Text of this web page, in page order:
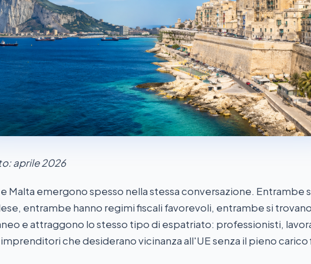
aprile 2026
Malta emergono spesso nella stessa conversazione. Entrambe
entrambe hanno regimi fiscali favorevoli, entrambe si
e attraggono lo stesso tipo di espatriato: professionisti,
che desiderano vicinanza all'UE senza il pieno carico